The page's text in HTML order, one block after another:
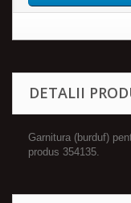
DETALII
Garnitura (burduf)
produs 354135.